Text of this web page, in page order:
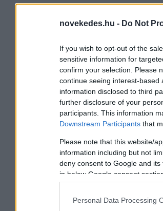
novekedes.hu - Do Not
If you wish to opt-out of the
sensitive information for
confirm your selection. Please
continue seeing interest-
information disclosed to third
further disclosure of your
participants. This information
Downstream Participants that
Please note that this website/
information including but not
deny consent to Google and
in below Google consent
Personal Data Processing